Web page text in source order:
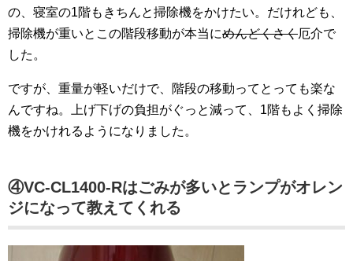
の、寝室の1階もきちんと掃除機をかけたい。だけれども、
掃除機が重いとこの階段移動が本当にめんどくさく厄介で
した。
ですが、重量が軽いだけで、階段の移動ってとっても楽な
んですね。上げ下げの負担がぐっと減って、1階もよく掃除
機をかけれるようになりました。
④VC-CL1400-Rはごみが多いとランプがオレン
ジになって教えてくれる